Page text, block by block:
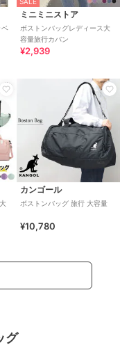
ベ
ミニミニストア
ボストンバッグレディース大
容量旅行カバン
¥2,939
カンゴール
ボストンバッグ 旅行 大容量
¥10,780
グ